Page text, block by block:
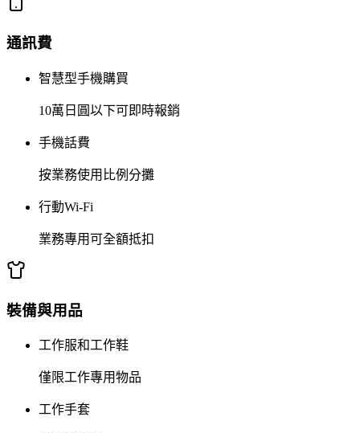
通訊費
智慧型手機購買
10萬日圓以下可即時報銷
手機話費
按業務使用比例分攤
行動Wi-Fi
業務專用可全額抵扣
裝備與用品
工作服和工作鞋
僅限工作專用物品
工作手套